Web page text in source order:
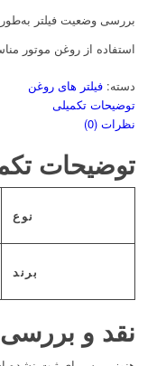
بررسی وضعیت فیلتر
استفاده از روغن موتور
دسته: فیلتر های روغن
توضیحات تکمیلی
نظرات (0)
توضیحات
نوع
برند
نقد و